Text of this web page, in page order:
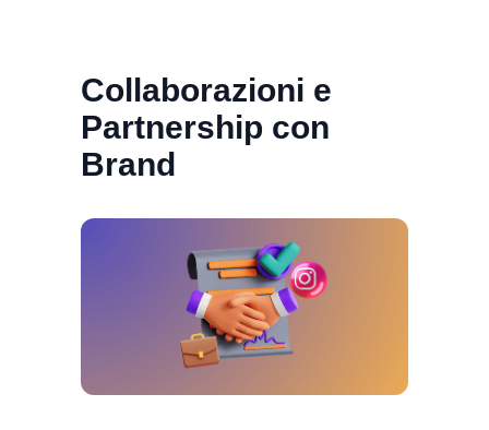
Collaborazioni e
Partnership con
Brand